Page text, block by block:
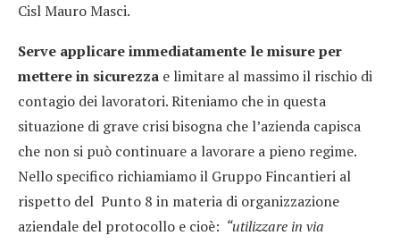
Cisl Mauro Masci.
Serve applicare immediatamente le misure per
mettere in sicurezza e limitare al massimo il rischio di
contagio dei lavoratori. Riteniamo che in questa
situazione di grave crisi bisogna che l’azienda capisca
che non si può continuare a lavorare a pieno regime.
Nello specifico richiamiamo il Gruppo Fincantieri al
rispetto del Punto 8 in materia di organizzazione
aziendale del protocollo e cioè: “utilizzare in via